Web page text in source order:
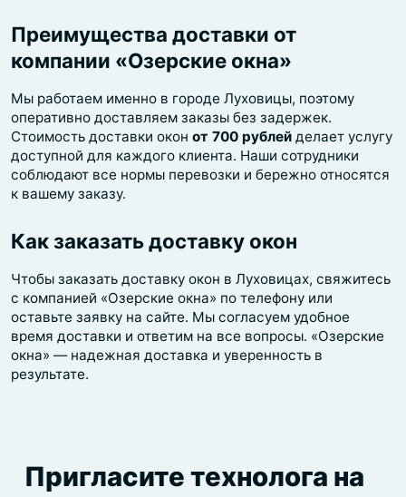
Преимущества доставки от
компании «Озерские окна»
Мы работаем именно в городе Луховицы, поэтому
оперативно доставляем заказы без задержек.
Стоимость доставки окон от 700 рублей делает услугу
доступной для каждого клиента. Наши сотрудники
соблюдают все нормы перевозки и бережно относятся
к вашему заказу.
Как заказать доставку окон
Чтобы заказать доставку окон в Луховицах, свяжитесь
с компанией «Озерские окна» по телефону или
оставьте заявку на сайте. Мы согласуем удобное
время доставки и ответим на все вопросы. «Озерские
окна» — надежная доставка и уверенность в
результате.
Пригласите технолога на